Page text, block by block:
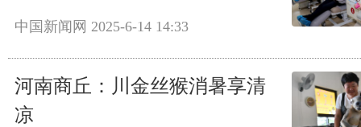
中国新闻网 2025-6-14 14:33
河南商丘：川金丝猴消暑享清
凉